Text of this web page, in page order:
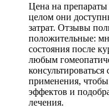
Цена на препараты
целом они
затрат. Отзывы
положительные:
состояния после
любым
применения,
эффектов и
лечения.